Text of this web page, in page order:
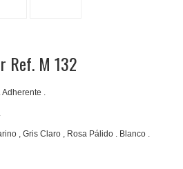
Ref. M 132
.
, Gris Claro , Rosa Pálido . Blanco .